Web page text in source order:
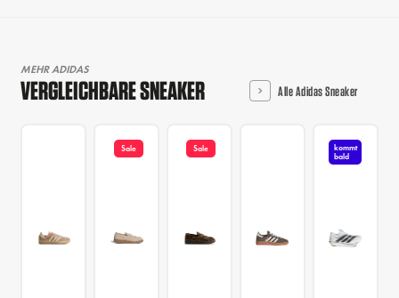
MEHR ADIDAS
VERGLEICHBARE SNEAKER Alle Adidas Sneaker
Sale Sale
kommt
bald